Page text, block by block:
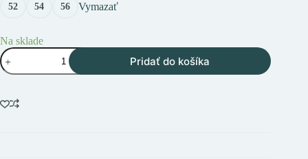
52 54 56 Vymazať
Na sklade
množstvo
Deerhunter
Explore
Realtree
Edge
Pridať do košíka